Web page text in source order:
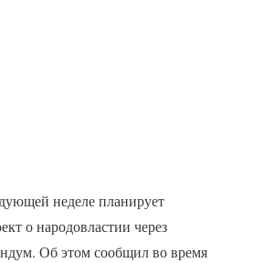
неделе планирует
о народовластии через
Об этом сообщил во время